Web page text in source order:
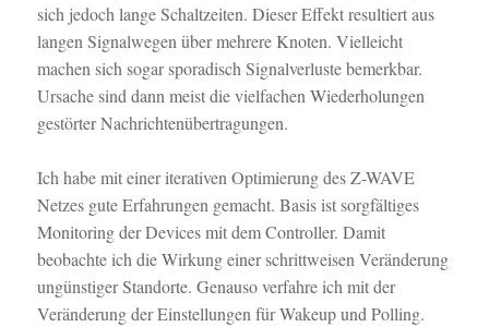
sich jedoch lange Schaltzeiten. Dieser Effekt resultiert aus
langen Signalwegen über mehrere Knoten. Vielleicht
machen sich sogar sporadisch Signalverluste bemerkbar.
Ursache sind dann meist die vielfachen Wiederholungen
gestörter Nachrichtenübertragungen.
Ich habe mit einer iterativen Optimierung des Z-WAVE
Netzes gute Erfahrungen gemacht. Basis ist sorgfältiges
Monitoring der Devices mit dem Controller. Damit
beobachte ich die Wirkung einer schrittweisen Veränderung
ungünstiger Standorte. Genauso verfahre ich mit der
Veränderung der Einstellungen für Wakeup und Polling.